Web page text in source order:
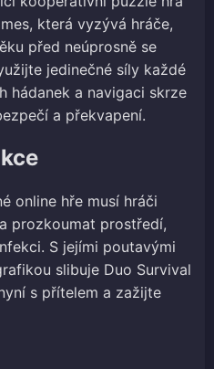
která vyzývá hráče,
před neúprosně se
jedinečné síly každé
hádanek a navigaci skrze
a překvapení.
online hře musí hráči
prozkoumat prostředí,
S jejími poutavými
slibuje Duo Survival
s přítelem a zažijte